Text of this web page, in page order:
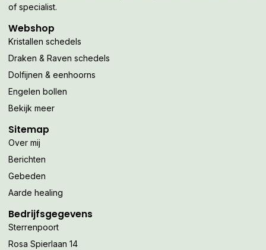
of specialist.
Webshop
Kristallen schedels
Draken & Raven schedels
Dolfijnen & eenhoorns
Engelen bollen
Bekijk meer
Sitemap
Over mij
Berichten
Gebeden
Aarde healing
Bedrijfsgegevens
Sterrenpoort
Rosa Spierlaan 14